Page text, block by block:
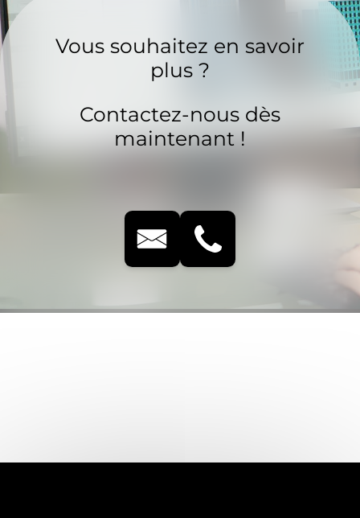
Vous souhaitez en savoir
plus ?
Contactez-nous dès
maintenant !